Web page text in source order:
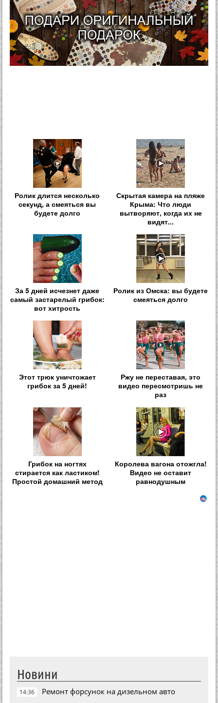
Ролик длится несколько
секунд, а смеяться вы
будете долго
Скрытая камера на пляже
Крыма: Что люди
вытворяют, когда их не
видят...
За 5 дней исчезнет даже
самый застарелый грибок:
вот хитрость
Ролик из Омска: вы будете
смеяться долго
Этот трюк уничтожает
грибок за 5 дней!
Ржу не переставая, это
видео пересмотришь не
раз
Грибок на ногтях
стирается как ластиком!
Простой домашний метод
Королева вагона отожгла!
Видео не оставит
равнодушным
Новини
14:36 Ремонт форсунок на дизельном авто